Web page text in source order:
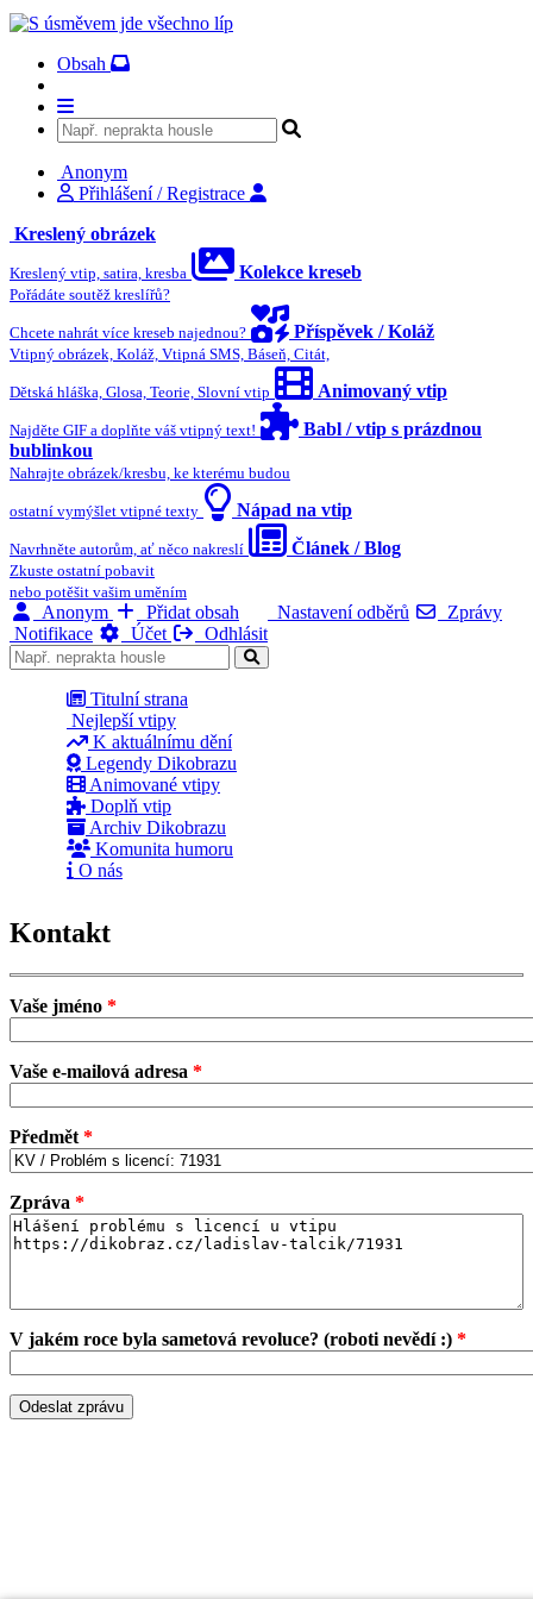
Obsah
Anonym
Přihlášení / Registrace
Kreslený obrázek
Kreslený vtip, satira, kresba Kolekce kreseb
Pořádáte soutěž kreslířů?
Chcete nahrát více kreseb najednou? Příspěvek / Koláž
Vtipný obrázek, Koláž, Vtipná SMS, Báseň, Citát,
Dětská hláška, Glosa, Teorie, Slovní vtip Animovaný vtip
Najděte GIF a doplňte váš vtipný text!
Babl / vtip s prázdnou
bublinkou
Nahrajte obrázek/kresbu, ke kterému budou
ostatní vymýšlet vtipné texty Nápad na vtip
Navrhněte autorům, ať něco nakreslí Článek / Blog
Zkuste ostatní pobavit
nebo potěšit vašim uměním
Anonym Přidat obsah Nastavení odběrů
Zprávy
Notifikace
Účet Odhlásit
Titulní strana
Nejlepší vtipy
K aktuálnímu dění
Legendy Dikobrazu
Animované vtipy
Doplň vtip
Archiv Dikobrazu
Komunita humoru
O nás
Kontakt
Vaše jméno *
Vaše e-mailová adresa *
Předmět *
Zpráva *
V jakém roce byla sametová revoluce? (roboti nevědí :) *
Odeslat zprávu